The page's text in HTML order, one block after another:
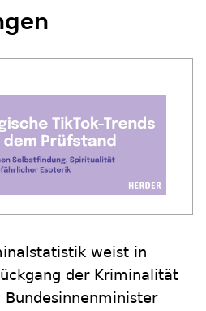
weist in
der Kriminalität